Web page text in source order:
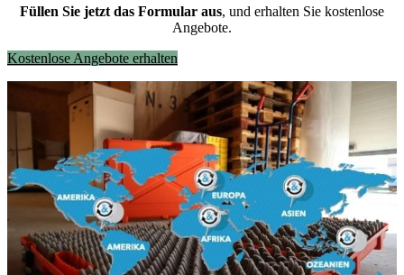
Füllen Sie jetzt das Formular aus, und erhalten Sie kostenlose
Angebote.
Kostenlose Angebote erhalten